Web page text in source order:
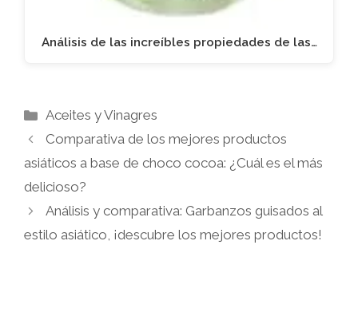
Análisis de las increíbles propiedades de las…
Categorías
Aceites y Vinagres
Comparativa de los mejores productos
asiáticos a base de choco cocoa: ¿Cuál es el más
delicioso?
Análisis y comparativa: Garbanzos guisados al
estilo asiático, ¡descubre los mejores productos!